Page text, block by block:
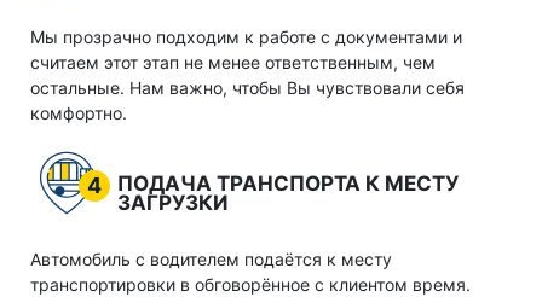
Мы прозрачно подходим к работе с документами и
считаем этот этап не менее ответственным, чем
остальные. Нам важно, чтобы Вы чувствовали себя
комфортно.
4
ПОДАЧА ТРАНСПОРТА К МЕСТУ
ЗАГРУЗКИ
Автомобиль с водителем подаётся к месту
транспортировки в обговорённое с клиентом время.